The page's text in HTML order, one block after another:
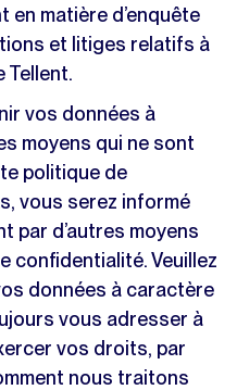
en matière d’enquête
et litiges relatifs à
Tellent.
vos données à
moyens qui ne sont
politique de
vous serez informé
par d’autres moyens
confidentialité. Veuillez
données à caractère
vous adresser à
vos droits, par
nous traitons